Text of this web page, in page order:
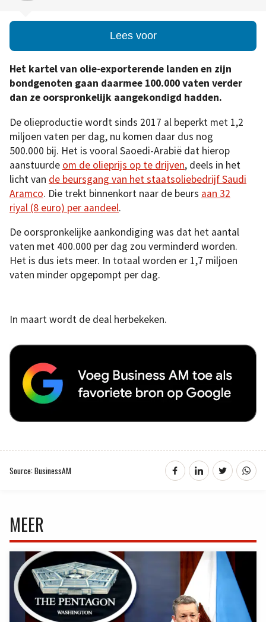
Lees voor
Het kartel van olie-exporterende landen en zijn
bondgenoten gaan daarmee 100.000 vaten verder
dan ze oorspronkelijk aangekondigd hadden.
De olieproductie wordt sinds 2017 al beperkt met 1,2
miljoen vaten per dag, nu komen daar dus nog
500.000 bij. Het is vooral Saoedi-Arabië dat hierop
aanstuurde om de olieprijs op te drijven, deels in het
licht van de beursgang van het staatsoliebedrijf Saudi
Aramco. Die trekt binnenkort naar de beurs aan 32
riyal (8 euro) per aandeel.
De oorspronkelijke aankondiging was dat het aantal
vaten met 400.000 per dag zou verminderd worden.
Het is dus iets meer. In totaal worden er 1,7 miljoen
vaten minder opgepompt per dag.
In maart wordt de deal herbekeken.
Source: BusinessAM
MEER